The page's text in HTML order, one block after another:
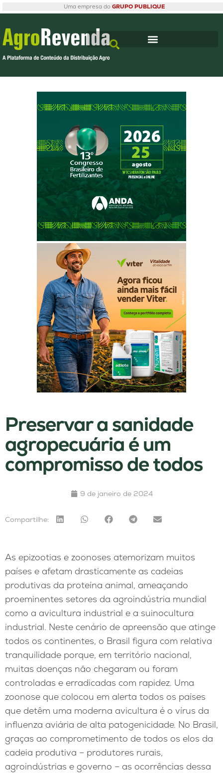
Uma empresa do GRUPO PUBLIQUE
Preservar a sanidade
agropecuária é um
compromisso de todos
9 de janeiro de 2024
Compartilhe:
As epizootias e zoonoses atemorizam muitos
países e afetam drasticamente as cadeias
produtivas da proteína animal, ameaçando
proeminentes setores da agroindústria mundial
como a avicultura industrial e a suinocultura
industrial. Neste cenário de apreensão que atinge
todos os continentes, o Brasil figura com relativa
tranquilidade porque, em território nacional,
muitas doenças não chegaram ou foram
controladas e erradicadas com rapidez. Uma
zoonose que colocou em alerta todos os países
que detêm uma moderna avicultura é o vírus da
influenza aviária de alta patogenicidade. No Brasil,
graças ao comprometimento de todos os elos da
cadeia produtiva – produtores rurais,
agroindústrias e governo – as ocorrências dessa